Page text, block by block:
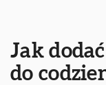
Jak
do